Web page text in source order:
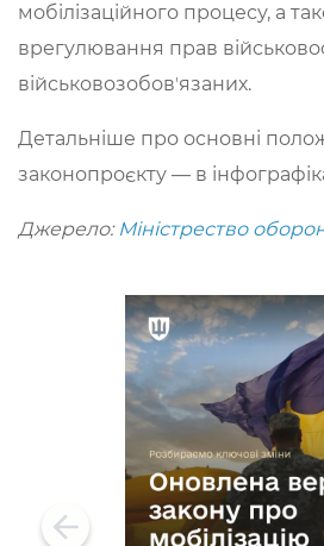
мобілізаційного процесу, а
врегулювання прав
військовозобовʼязаних.
Детальніше про основні
законопроєкту — в
Джерело:Міністрество